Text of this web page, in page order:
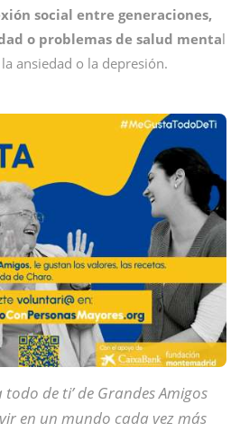
social entre generaciones,
o problemas de salud mental
ansiedad o la depresión.
de ti’ de Grandes Amigos
en un mundo cada vez más